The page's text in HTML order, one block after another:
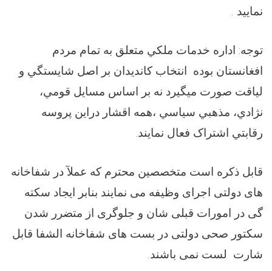
نمایید .
توجه: اداره خدمات ملکي متعلق به تمام مردم
افغانستان بوده انتخاب کانديدان بر اصل شايستگي و
لياقت صورت ميگيرد نه بر اساس مسايل قومي،
نژادي، مذهبي سياسي ،همه اقشار دراين پروسه
رقابتي اشتراک فعال نمايند.
قابل ذکره است متخصصین محترم که عملآ در شفاخانه
های دولتی اجرای وظیفه می نمایند بنابر ایجاد سکته
گی در امورات قبلی شان و جلوگری از متضرر شدن
سکتور صحی دولتی در بست های شفاخانه الشفا قابل
شارت لست نمی باشند.